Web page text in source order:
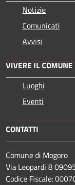
Notizie
Comunicati
Avvisi
VIVERE IL COMUNE
Luoghi
Eventi
CONTATTI
Comune di Mogoro
Via Leopardi 8
Codice Fiscale: